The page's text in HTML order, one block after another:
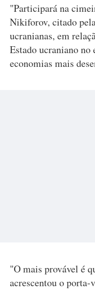
"Participará na
Nikiforov, citado
ucranianas, em
Estado ucraniano no
economias mais
"O mais provável é
acrescentou o porta-